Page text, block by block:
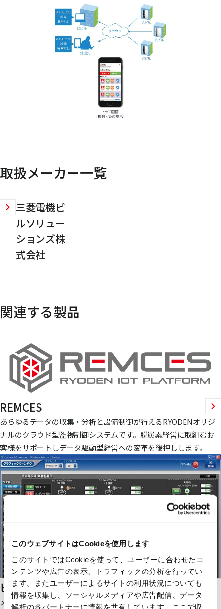
このウェブサイトはCookieを使用します
このサイトではCookieを使って、ユーザーに合わせたコ
ンテンツや広告の表示、トラフィックの分析を行ってい
ます。またユーザーによるサイトの利用状況についても
情報を収集し、ソーシャルメディアや広告配信、データ
解析の各パートナーに情報を共有しています。ここで収
取扱メーカー一覧
三菱電機ビ
ルソリュー
ションズ株
式会社
関連する製品
REMCES
あらゆるデータの収集・分析と設備制御が行えるRYODENオリジ
ナルのクラウド型監視制御システムです。脱炭素経営に取組むお
客様をサポートしデータ駆動型経営への変革を後押しします。
ビル設備運用システム＆プランニング
メーカーも導入時期も異なる空調や照明などのビル設備を一元的